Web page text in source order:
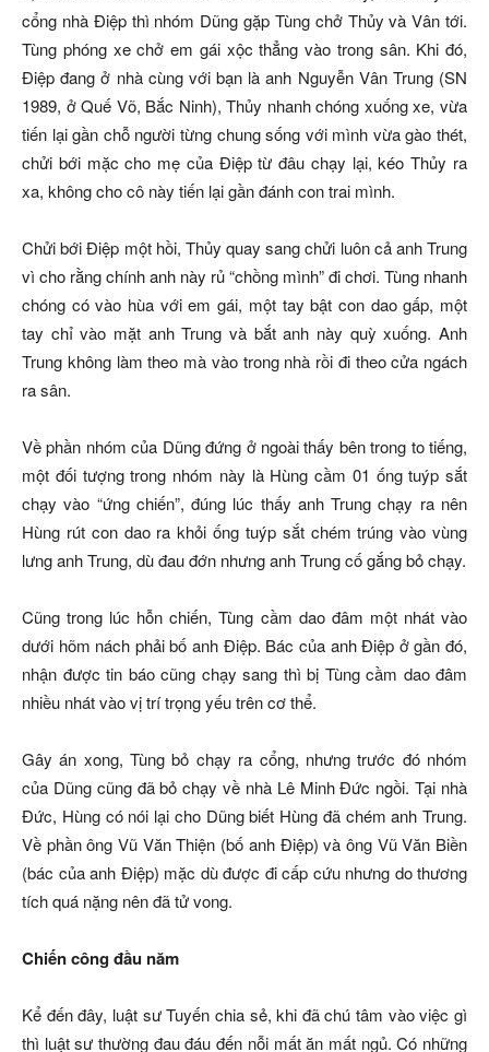
cổng nhà Điệp thì nhóm Dũng gặp Tùng chở Thủy và Vân tới.
Tùng phóng xe chở em gái xộc thẳng vào trong sân. Khi đó,
Điệp đang ở nhà cùng với bạn là anh Nguyễn Vân Trung (SN
1989, ở Quế Võ, Bắc Ninh), Thủy nhanh chóng xuống xe, vừa
tiến lại gần chỗ người từng chung sống với mình vừa gào thét,
chửi bới mặc cho mẹ của Điệp từ đâu chạy lại, kéo Thủy ra
xa, không cho cô này tiến lại gần đánh con trai mình.
Chửi bới Điệp một hồi, Thủy quay sang chửi luôn cả anh Trung
vì cho rằng chính anh này rủ “chồng mình” đi chơi. Tùng nhanh
chóng có vào hùa với em gái, một tay bật con dao gấp, một
tay chỉ vào mặt anh Trung và bắt anh này quỳ xuống. Anh
Trung không làm theo mà vào trong nhà rồi đi theo cửa ngách
ra sân.
Về phần nhóm của Dũng đứng ở ngoài thấy bên trong to tiếng,
một đối tượng trong nhóm này là Hùng cầm 01 ống tuýp sắt
chạy vào “ứng chiến”, đúng lúc thấy anh Trung chạy ra nên
Hùng rút con dao ra khỏi ống tuýp sắt chém trúng vào vùng
lưng anh Trung, dù đau đớn nhưng anh Trung cố gắng bỏ chạy.
Cũng trong lúc hỗn chiến, Tùng cầm dao đâm một nhát vào
dưới hõm nách phải bố anh Điệp. Bác của anh Điệp ở gần đó,
nhận được tin báo cũng chạy sang thì bị Tùng cầm dao đâm
nhiều nhát vào vị trí trọng yếu trên cơ thể.
Gây án xong, Tùng bỏ chạy ra cổng, nhưng trước đó nhóm
của Dũng cũng đã bỏ chạy về nhà Lê Minh Đức ngồi. Tại nhà
Đức, Hùng có nói lại cho Dũng biết Hùng đã chém anh Trung.
Về phần ông Vũ Văn Thiện (bố anh Điệp) và ông Vũ Văn Biền
(bác của anh Điệp) mặc dù được đi cấp cứu nhưng do thương
tích quá nặng nên đã tử vong.
Chiến công đầu năm
Kể đến đây, luật sư Tuyến chia sẻ, khi đã chú tâm vào việc gì
thì luật sư thường đau đáu đến nỗi mất ăn mất ngủ. Có những